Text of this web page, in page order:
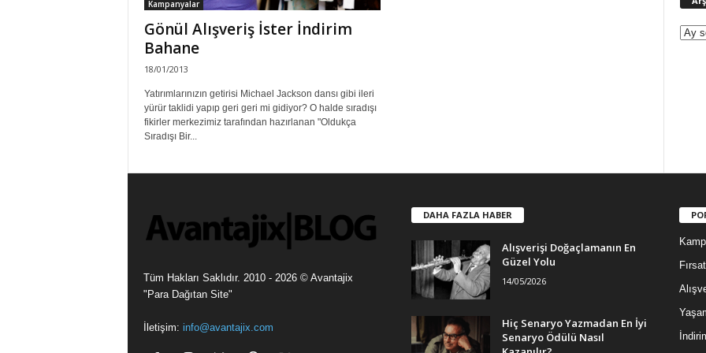
Kampanyalar
Gönül Alışveriş İster İndirim
Bahane
18/01/2013
Yatırımlarınızın getirisi Michael Jackson dansı gibi ileri
yürür taklidi yapıp geri geri mi gidiyor? O halde sıradışı
fikirler merkezimiz tarafından hazırlanan "Oldukça
Sıradışı Bir...
Tüm Hakları Saklıdır. 2010 - 2026 © Avantajix
"Para Dağıtan Site"
İletişim: info@avantajix.com
DAHA FAZLA HABER
Alışverişi Doğaçlamanın En
Güzel Yolu
14/05/2026
Hiç Senaryo Yazmadan En İyi
Senaryo Ödülü Nasıl